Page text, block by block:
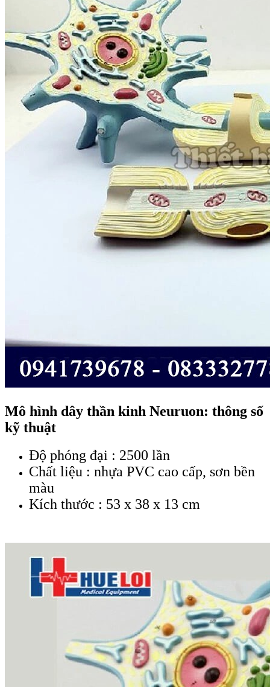
Mô hình dây thần kinh Neuruon: thông số
kỹ thuật
Độ phóng đại : 2500 lần
Chất liệu : nhựa PVC cao cấp, sơn bền
màu
Kích thước : 53 x 38 x 13 cm